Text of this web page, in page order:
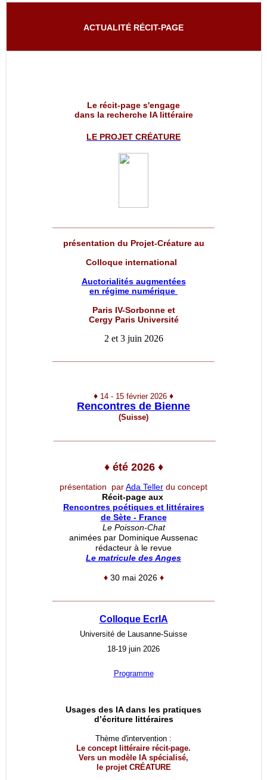
ACTUALITÉ RÉCIT-PAGE
Le récit-page s'engage
dans la recherche IA littéraire
LE PROJET CRÉATURE
présentation du Projet-Créature au
Colloque international
Auctorialités augmentées
en régime numérique
Paris IV-Sorbonne et
Cergy Paris Université
2 et 3 juin 2026
♦ 14 - 15 février 2026 ♦
Rencontres de Bienne
(Suisse)
♦été 2026 ♦
présentation parAda Teller du concept
Récit-page aux
Rencontres poétiques et littéraires
de Sète - France
Le Poisson-Chat
animées par Dominique Aussenac
rédacteur à le revue
Le matricule des Anges
♦ 30 mai 2026 ♦
Colloque EcrIA
Université de Lausanne-Suisse
18-19 juin 2026
Programme
Usages des IA dans les pratiques
d’écriture littéraires
Thème d'intervention :
Le concept littéraire récit-page.
Vers un modèle IA spécialisé,
le projet CRÉATURE